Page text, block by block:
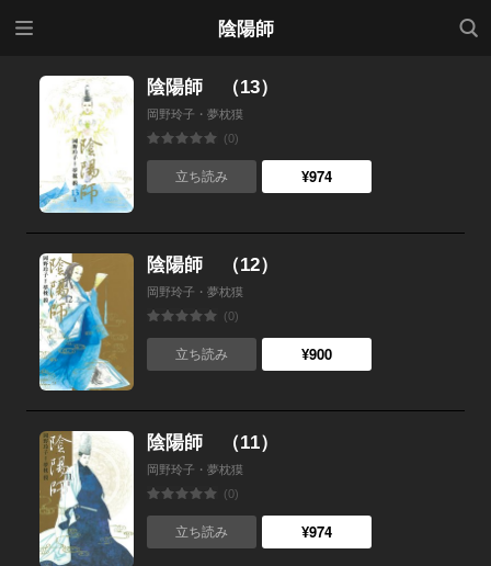
陰陽師
検索
陰陽師 （13）
岡野玲子・夢枕獏
(0)
立ち読み ¥974
陰陽師 （12）
岡野玲子・夢枕獏
(0)
立ち読み ¥900
陰陽師 （11）
岡野玲子・夢枕獏
(0)
立ち読み ¥974